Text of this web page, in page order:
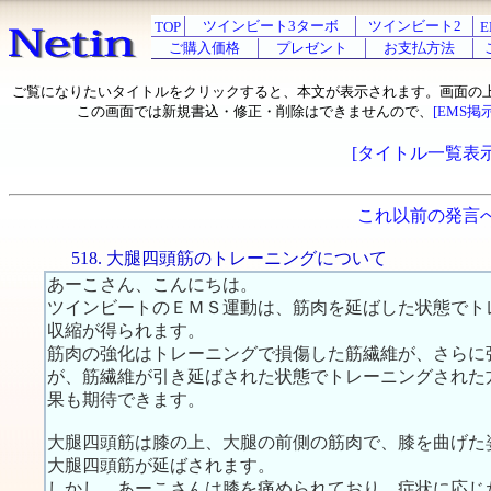
TOP ツインビート3ターボ ツインビート2
ご購入価格
プレゼント お支払方法
ご覧になりたいタイトルをクリックすると、本文が表示されます。画面の
この画面では新規書込・修正・削除はできませんので、 [EMS掲
[タイトル一覧表
これ以前の発言
518. 大腿四頭筋のトレーニングについて
あーこさん、こんにちは。
ツインビートのＥＭＳ運動は、筋肉を延ばした状態で
収縮が得られます。
筋肉の強化はトレーニングで損傷した筋繊維が、さら
が、筋繊維が引き延ばされた状態でトレーニングされ
果も期待できます。
大腿四頭筋は膝の上、大腿の前側の筋肉で、膝を曲げ
大腿四頭筋が延ばされます。